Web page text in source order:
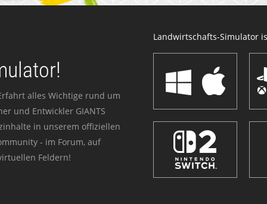
alles Wichtige rund um
und Entwickler GIANTS
in unserem offiziellen
- im Forum, auf
Feldern!
Landwirtschafts-Simulator